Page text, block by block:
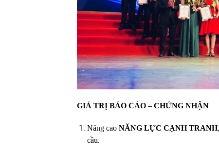
GIÁ TRỊ BÁO CÁO – CHỨNG NHẬN
Nâng cao NĂNG LỰC CẠNH TRANH
cầu.